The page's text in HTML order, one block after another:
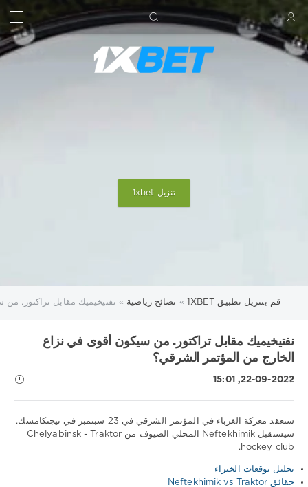
بحث
تنزيل 1xbet
قم بتنزيل تطبيق 1XBET » نصائح رياضية » نفتيخيميك مقابل تراكتور.
نفتيخيميك مقابل تراكتور. من سيكون أقوى في نزاع
الخارج من المؤتمر الشرقي؟
22-09-2022, 15:01
رياضية
/
ستعقد معركة الغرباء في المؤتمر الشرقي في 23 سبتمبر في نيجنكامسك.
سيستقبل Neftekhimik المحلي الضيوف من Chelyabinsk - Traktor
hockey club.
تحليل توقعات الخبراء
حقائق Neftekhimik vs Traktor